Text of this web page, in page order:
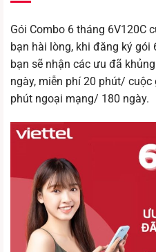
Gói Combo 6 tháng 6V120C
bạn hài lòng, khi đăng ký gói
bạn sẽ nhận các ưu đã
ngày, miễn phí 20 phút/
phút ngoại mạng/ 180 ngày.